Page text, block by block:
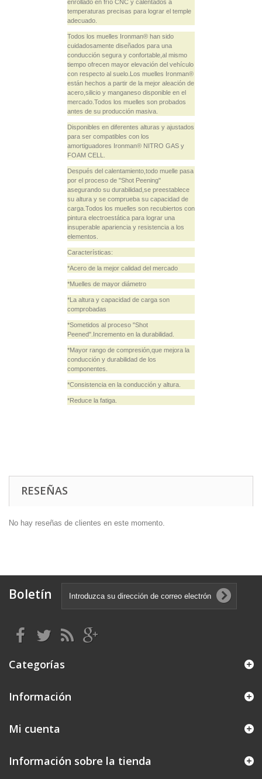
enrollado en frío CNC y calentados a
temperaturas precisas para lograr el temple
adecuado.
Todos los muelles Ironman® han sido
cuidadosamente diseñados para una
conducción segura y confortable,al mismo
tiempo ofrecen mayor elevación del vehículo
con respecto al suelo.Los muelles Ironman®
están hechos a partir de la mejor aleación de
acero,silicio y manganeso disponible en el
mercado.Todos los muelles son probados
antes de su producción masiva.
Disponibles en diferentes alturas y ajustados
para ser compatibles con los
amortiguadores Ironman® NITRO GAS y
FOAM CELL.
Después del calentamiento,todo muelle pasa
por el proceso de "Shot Peening"
asegurando su durabilidad,se preestablece
su altura y se comprueba su capacidad de
carga.Todos los muelles son recubiertos con
pintura electroestática para lograr una
insuperable apariencia y resistencia a los
elementos.
Características:
*Acero de la mejor calidad del mercado
*Muelles de mayor diámetro
*La altura y capacidad de carga son
comprobadas
*Sometidos al proceso "Shot
Peened".Incremento en la durabilidad.
*Mayor rango de compresión,que mejora la
conducción y durabilidad de los
componentes.
*Consistencia en la conducción y altura.
*Reduce la fatiga.
RESEÑAS
No hay reseñas de clientes en este momento.
Boletín
Categorías
Información
Mi cuenta
Información sobre la tienda